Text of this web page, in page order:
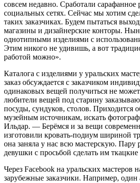
совсем недавно. Сработали
социальных сетях. Сейчас мы хотим
таких заказчиках. Будем пытаться
магазины и дизайнерские конторы.
однотипными изделиями с
Этим никого не удивишь, а вот
работой можно».
Каталога с изделиями у уральских
заказ обсуждается с заказчиком
одинаковых вещей получиться не
любители вещей под старину
посуды, сундуков, столов. Приходится
музейным источникам, искать
Ильдар. — Берёмся и за вещи
изготовили кровать-подиум шириной
она заняла у нас всю мастерскую. Пару
девушки с просьбой сделать им ткацкие
Через Facebook на уральских мастеров
зарубежные заказчики. Например, один